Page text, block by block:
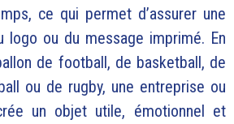
ce qui permet d’assurer une
logo ou du message imprimé. En
de football, de basketball, de
ou de rugby, une entreprise ou
un objet utile, émotionnel et